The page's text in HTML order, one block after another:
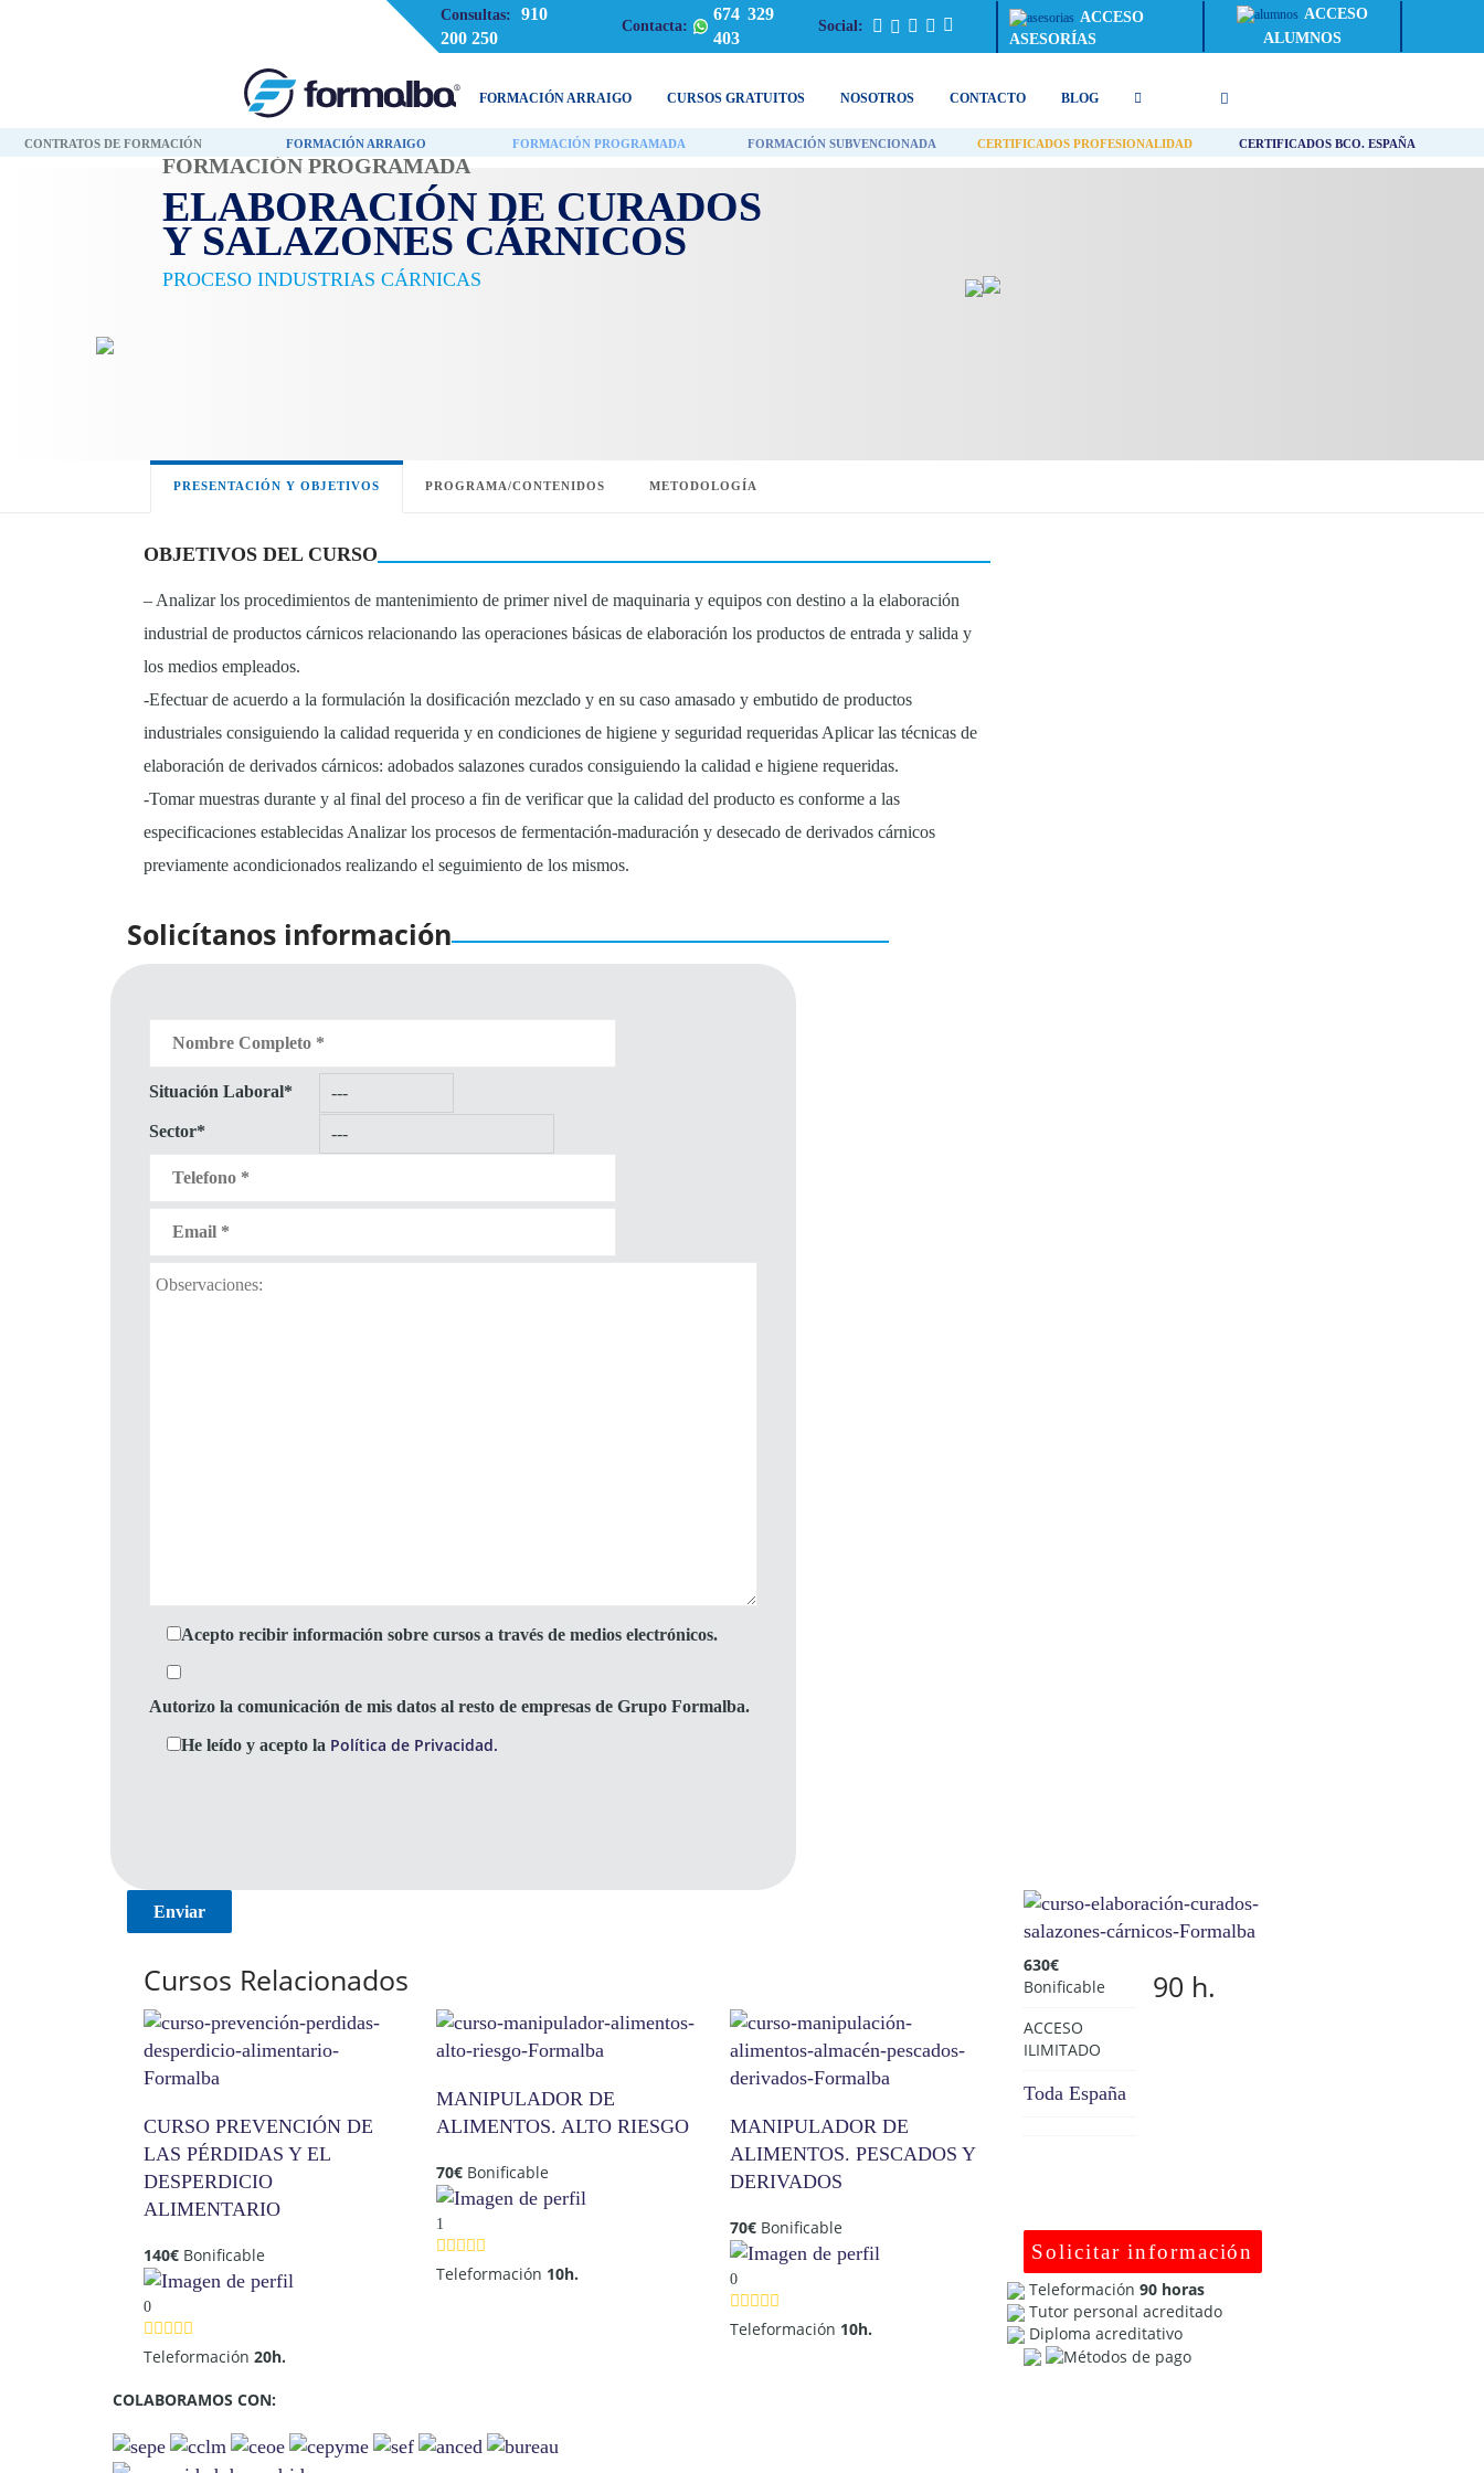
Consultas:
910
200 250
Contacta:
674 329
403
Social:
ACCESO
ASESORÍAS
ACCESO
ALUMNOS
FORMACIÓN ARRAIGO CURSOS GRATUITOS NOSOTROS CONTACTO BLOG
CONTRATOS DE FORMACIÓN FORMACIÓN ARRAIGO FORMACIÓN PROGRAMADA FORMACIÓN SUBVENCIONADA CERTIFICADOS PROFESIONALIDAD CERTIFICADOS BCO. ESPAÑA
FORMACIÓN PROGRAMADA
ELABORACIÓN DE CURADOS
Y SALAZONES CÁRNICOS
PROCESO INDUSTRIAS CÁRNICAS
PRESENTACIÓN Y OBJETIVOS PROGRAMA/CONTENIDOS METODOLOGÍA
OBJETIVOS DEL CURSO
– Analizar los procedimientos de mantenimiento de primer nivel de maquinaria y equipos con destino a la elaboración
industrial de productos cárnicos relacionando las operaciones básicas de elaboración los productos de entrada y salida y
los medios empleados.
-Efectuar de acuerdo a la formulación la dosificación mezclado y en su caso amasado y embutido de productos
industriales consiguiendo la calidad requerida y en condiciones de higiene y seguridad requeridas Aplicar las técnicas de
elaboración de derivados cárnicos: adobados salazones curados consiguiendo la calidad e higiene requeridas.
-Tomar muestras durante y al final del proceso a fin de verificar que la calidad del producto es conforme a las
especificaciones establecidas Analizar los procesos de fermentación-maduración y desecado de derivados cárnicos
previamente acondicionados realizando el seguimiento de los mismos.
Solicítanos información
Situación Laboral*
Sector*
Acepto recibir información sobre cursos a través de medios electrónicos.
Autorizo la comunicación de mis datos al resto de empresas de Grupo Formalba.
He leído y acepto la Política de Privacidad.
Cursos Relacionados
CURSO PREVENCIÓN DE
LAS PÉRDIDAS Y EL
DESPERDICIO
ALIMENTARIO
140€ Bonificable
0
Teleformación 20h.
MANIPULADOR DE
ALIMENTOS. ALTO RIESGO
70€ Bonificable
1
Teleformación 10h.
MANIPULADOR DE
ALIMENTOS. PESCADOS Y
DERIVADOS
70€ Bonificable
0
Teleformación 10h.
630€
Bonificable
ACCESO
ILIMITADO
Toda España
90 h.
Solicitar información
Teleformación 90 horas
Tutor personal acreditado
Diploma acreditativo
COLABORAMOS CON: